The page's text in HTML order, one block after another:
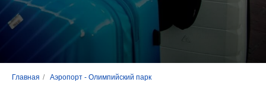
Главная / Аэропорт - Олимпийский парк